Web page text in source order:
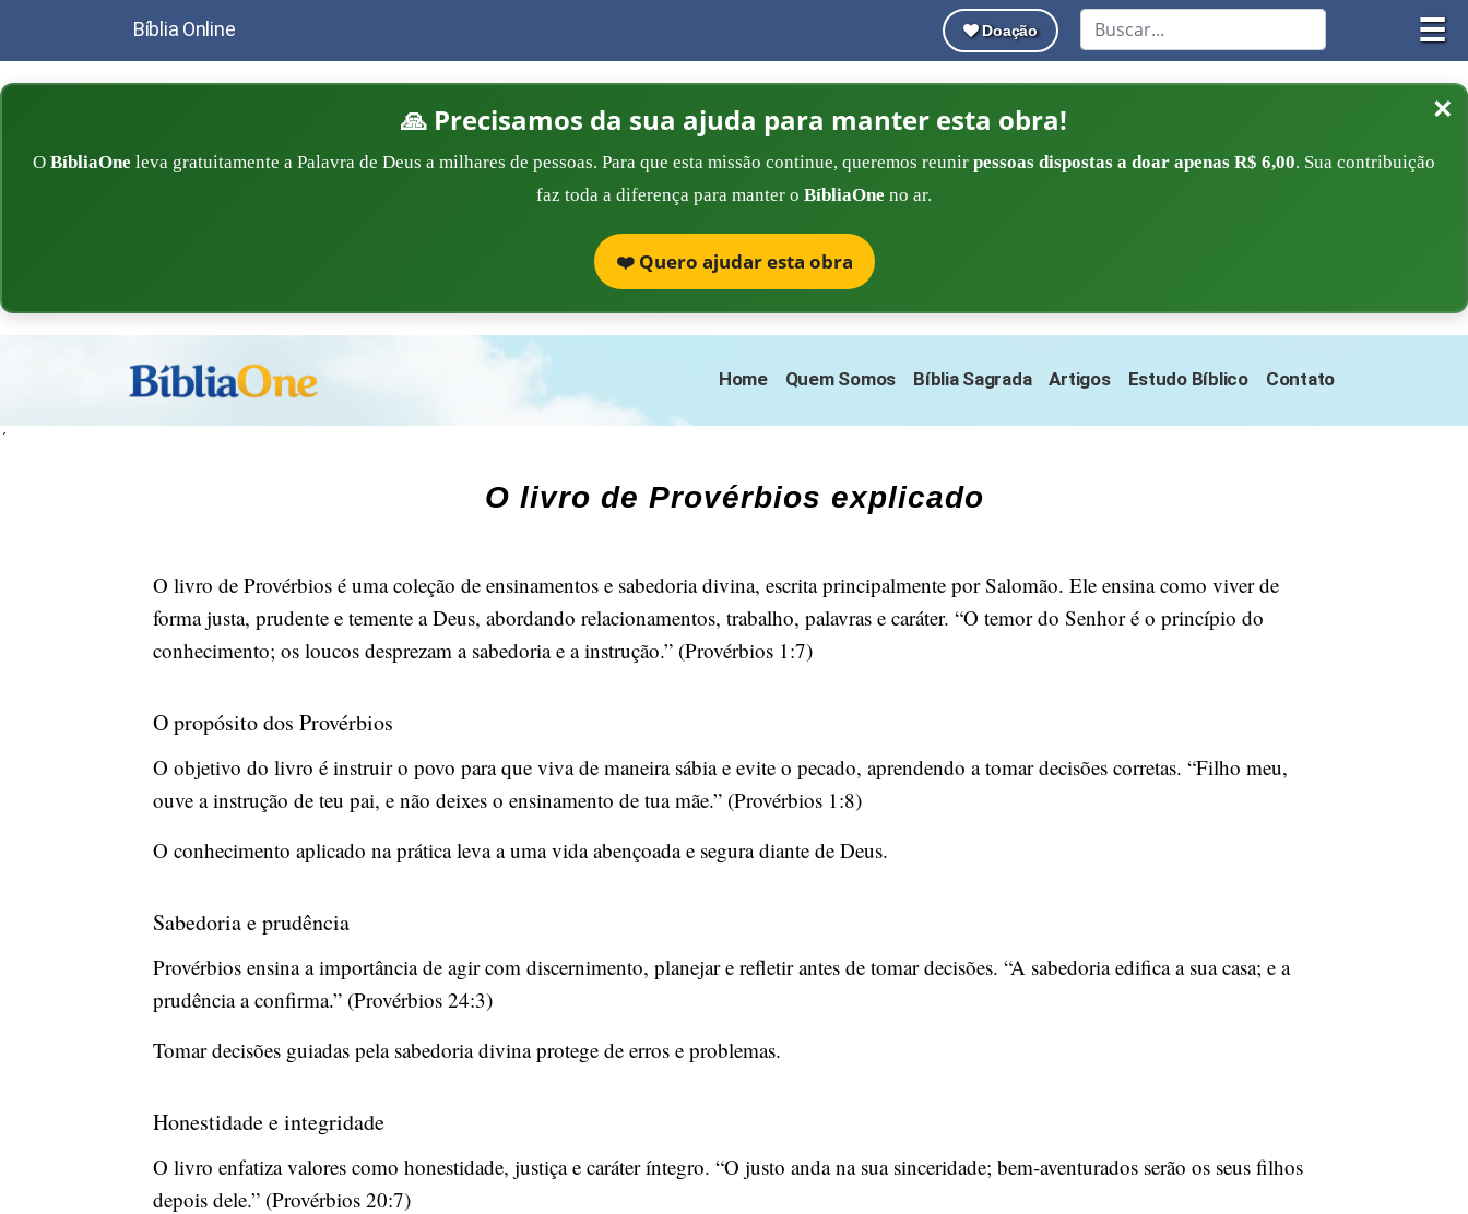
☰
Bíblia Online Doação
×
🙏 Precisamos da sua ajuda para manter esta obra!
O BíbliaOne leva gratuitamente a Palavra de Deus a milhares de pessoas. Para que esta missão continue, queremos reunir pessoas dispostas a doar apenas R$ 6,00. Sua contribuição
faz toda a diferença para manter o BíbliaOne no ar.
❤️ Quero ajudar esta obra
Home Quem Somos Bíblia Sagrada Artigos Estudo Bíblico Contato
´
O livro de Provérbios explicado
O livro de Provérbios é uma coleção de ensinamentos e sabedoria divina, escrita principalmente por Salomão. Ele ensina como viver de
forma justa, prudente e temente a Deus, abordando relacionamentos, trabalho, palavras e caráter. “O temor do Senhor é o princípio do
conhecimento; os loucos desprezam a sabedoria e a instrução.” (Provérbios 1:7)
O propósito dos Provérbios
O objetivo do livro é instruir o povo para que viva de maneira sábia e evite o pecado, aprendendo a tomar decisões corretas. “Filho meu,
ouve a instrução de teu pai, e não deixes o ensinamento de tua mãe.” (Provérbios 1:8)
O conhecimento aplicado na prática leva a uma vida abençoada e segura diante de Deus.
Sabedoria e prudência
Provérbios ensina a importância de agir com discernimento, planejar e refletir antes de tomar decisões. “A sabedoria edifica a sua casa; e a
prudência a confirma.” (Provérbios 24:3)
Tomar decisões guiadas pela sabedoria divina protege de erros e problemas.
Honestidade e integridade
O livro enfatiza valores como honestidade, justiça e caráter íntegro. “O justo anda na sua sinceridade; bem-aventurados serão os seus filhos
depois dele.” (Provérbios 20:7)